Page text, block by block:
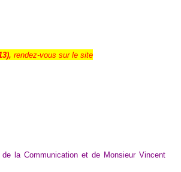
rendez-vous sur le site
la Communication et de Monsieur Vincent